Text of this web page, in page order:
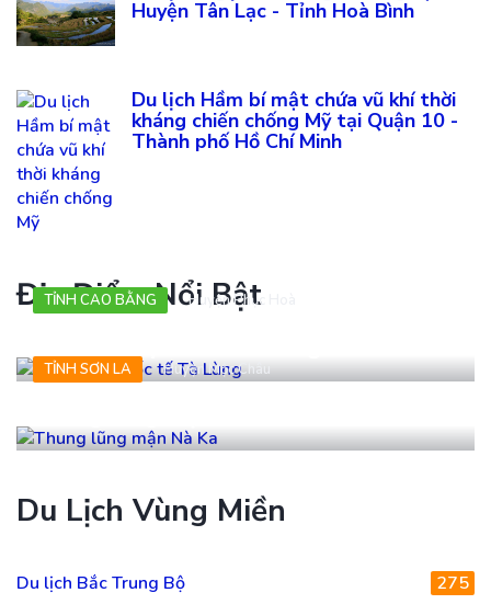
Huyện Tân Lạc - Tỉnh Hoà Bình
Du lịch Hầm bí mật chứa vũ khí thời
kháng chiến chống Mỹ tại Quận 10 -
Thành phố Hồ Chí Minh
Địa Điểm Nổi Bật
TỈNH CAO BẰNG Huyện Phục Hoà
TỈNH SƠN LA Huyện Mộc Châu
Du Lịch Vùng Miền
Du lịch Bắc Trung Bộ
275